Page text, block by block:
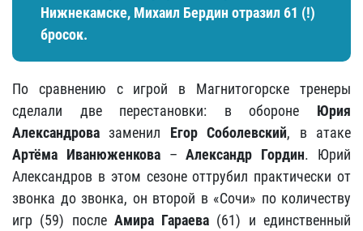
Нижнекамске, Михаил Бердин отразил 61 (!)
бросок.
По сравнению с игрой в Магнитогорске тренеры
сделали две перестановки: в обороне Юрия
Александрова заменил Егор Соболевский, в атаке
Артёма Иванюженкова–Александр Гордин. Юрий
Александров в этом сезоне оттрубил практически от
звонка до звонка, он второй в «Сочи» по количеству
игр (59) после Амира Гараева (61) и единственный